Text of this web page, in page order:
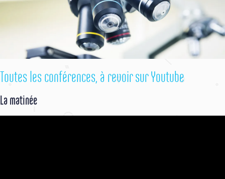
Toutes les conférences, à revoir sur Youtube
La matinée